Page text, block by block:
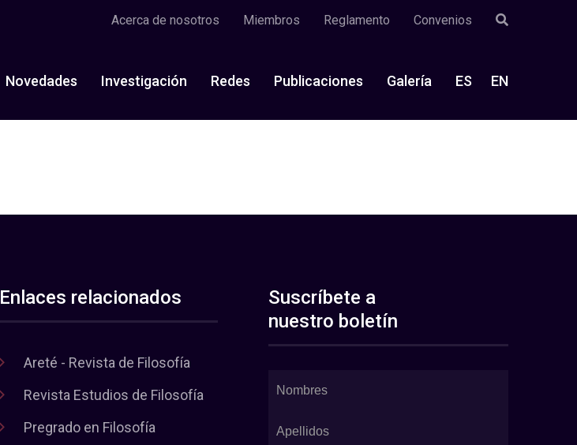
Acerca de nosotros Miembros Reglamento Convenios
Novedades Investigación Redes Publicaciones Galería ES EN
Enlaces relacionados
Areté - Revista de Filosofía
Revista Estudios de Filosofía
Pregrado en Filosofía
Suscríbete a
nuestro boletín